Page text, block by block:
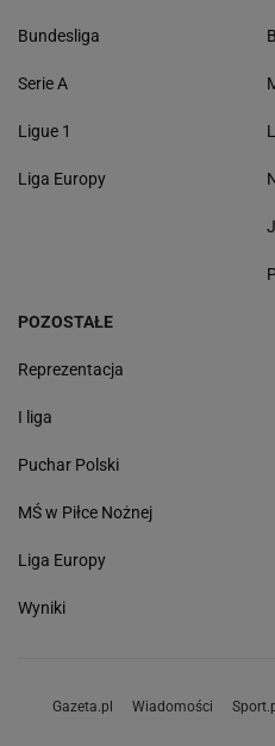
Bundesliga
Serie A
Ligue 1
Liga Europy
POZOSTAŁE
Reprezentacja
I liga
Puchar Polski
MŚ w Piłce Nożnej
Liga Europy
Wyniki
Gazeta.pl Wiadomości